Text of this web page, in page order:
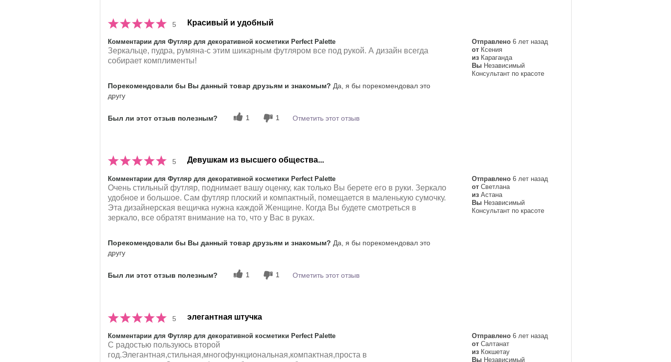
5 Красивый и удобный
Отправлено 6 лет назад
от Ксения
из Караганда
Вы Независимый
Консультант по красоте
Комментарии для Футляр для декоративной косметики Perfect Palette
Зеркальце, пудра, румяна-с этим шикарным футляром все под рукой. А дизайн всегда
собирает комплименты!
Порекомендовали бы Вы данный товар друзьям и знакомым? Да, я бы порекомендовал это
другу
Был ли этот отзыв полезным? 1 1 Отметить этот отзыв
5 Девушкам из высшего общества...
Отправлено 6 лет назад
от Светлана
из Астана
Вы Независимый
Консультант по красоте
Комментарии для Футляр для декоративной косметики Perfect Palette
Очень стильный футляр, поднимает вашу оценку, как только Вы берете его в руки. Зеркало
удобное и большое. Сам футляр плоский и компактный, помещается в маленькую сумочку.
Эта дизайнерская вещичка нужна каждой Женщине. Когда Вы будете смотреться в
зеркало, все обратят внимание на то, что у Вас в руках.
Порекомендовали бы Вы данный товар друзьям и знакомым? Да, я бы порекомендовал это
другу
Был ли этот отзыв полезным? 1 1 Отметить этот отзыв
5 элегантная штучка
Отправлено 6 лет назад
от Салтанат
из Кокшетау
Вы Независимый
Комментарии для Футляр для декоративной косметики Perfect Palette
С радостью пользуюсь второй
год.Элегантная,стильная,многофункциональная,компактная,проста в